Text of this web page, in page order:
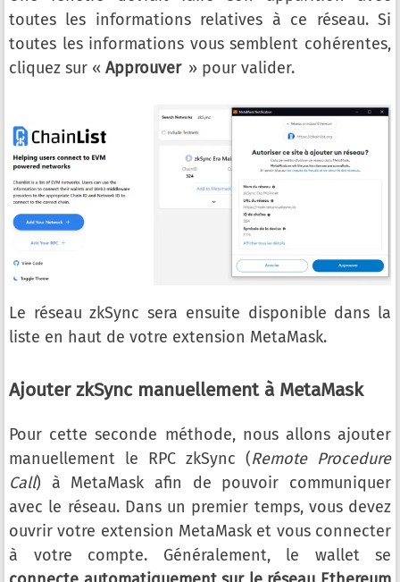
toutes les informations relatives à ce réseau. Si
toutes les informations vous semblent cohérentes,
cliquez sur « Approuver» pour valider.
Le réseau zkSync sera ensuite disponible dans la
liste en haut de votre extension MetaMask.
Ajouter zkSync manuellement à MetaMask
Pour cette seconde méthode, nous allons ajouter
manuellement le RPC zkSync (Remote Procedure
Call) à MetaMask afin de pouvoir communiquer
avec le réseau. Dans un premier temps, vous devez
ouvrir votre extension MetaMask et vous connecter
à votre compte. Généralement, le wallet se